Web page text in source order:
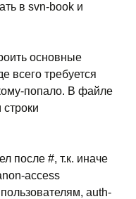
в svn-book и
основные
всего требуется
попало. В файле
после #, т.к. иначе
access
auth-